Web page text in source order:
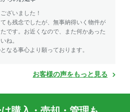
ざいました！
も残念でしたが、無事納得いく物件が
です。お近くなので、また何かあった
ね。
なる事心より願っております。
お客様の声をもっと見る